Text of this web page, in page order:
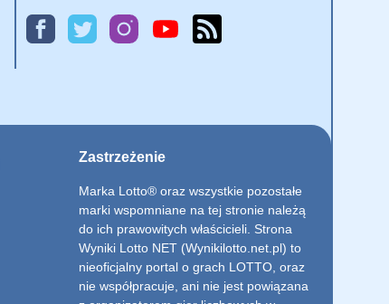
Zastrzeżenie
Marka Lotto® oraz wszystkie pozostałe
marki wspomniane na tej stronie należą
do ich prawowitych właścicieli. Strona
Wyniki Lotto NET (Wynikilotto.net.pl) to
nieoficjalny portal o grach LOTTO, oraz
nie współpracuje, ani nie jest powiązana